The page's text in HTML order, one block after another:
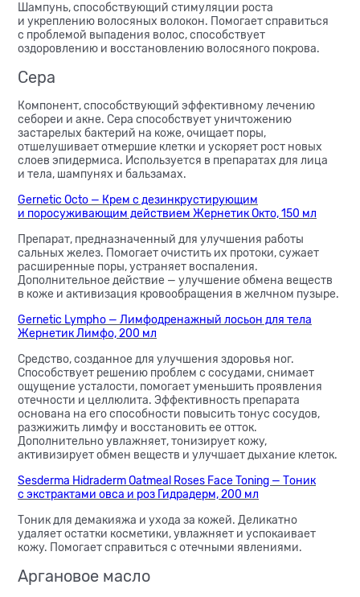
Шампунь, способствующий стимуляции роста
и укреплению волосяных волокон. Помогает справиться
с проблемой выпадения волос, способствует
оздоровлению и восстановлению волосяного покрова.
Сера
Компонент, способствующий эффективному лечению
себореи и акне. Сера способствует уничтожению
застарелых бактерий на коже, очищает поры,
отшелушивает отмершие клетки и ускоряет рост новых
слоев эпидермиса. Используется в препаратах для лица
и тела, шампунях и бальзамах.
Gernetic Octo — Крем с дезинкрустирующим
и поросуживающим действием Жернетик Окто, 150 мл
Препарат, предназначенный для улучшения работы
сальных желез. Помогает очистить их протоки, сужает
расширенные поры, устраняет воспаления.
Дополнительное действие — улучшение обмена веществ
в коже и активизация кровообращения в желчном пузыре.
Gernetic Lympho — Лимфодренажный лосьон для тела
Жернетик Лимфо, 200 мл
Средство, созданное для улучшения здоровья ног.
Способствует решению проблем с сосудами, снимает
ощущение усталости, помогает уменьшить проявления
отечности и целлюлита. Эффективность препарата
основана на его способности повысить тонус сосудов,
разжижить лимфу и восстановить ее отток.
Дополнительно увлажняет, тонизирует кожу,
активизирует обмен веществ и улучшает дыхание клеток.
Sesderma Hidraderm Oatmeal Roses Face Toning — Тоник
с экстрактами овса и роз Гидрадерм, 200 мл
Тоник для демакияжа и ухода за кожей. Деликатно
удаляет остатки косметики, увлажняет и успокаивает
кожу. Помогает справиться с отечными явлениями.
Аргановое масло